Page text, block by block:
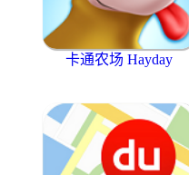
卡通农场 Hayday